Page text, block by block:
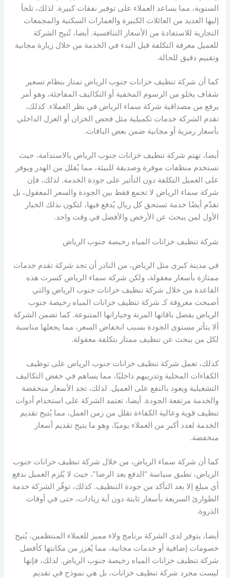
السنوية، مما يساعد العملاء على توفير نفقات كبيرة. لذلك، تلجأ
إليها العديد من العائلات الكبيرة والعمارات السكنية والمجمعات
التجارية للاستفادة من الأسعار التنافسية. أيضا، تُتيح الشركة
للعميل معرفة التكلفة قبل البدء في الخدمة من خلال زيارة مجانية
وتقييم دقيق للحالة.
كما أن شركة تنظيف خزانات جنوب الرياض تمتاز بنظام تسعير
شفاف يخلو من الرسوم المخفية أو التكاليف المفاجئة، وهو أمر
يرفع من مصداقية شركة سماء الرياض في نظر العملاء. كذلك،
تقدم الشركة خدمات تكميلية مثل فحص الخزان أو العزل الداخلي
بأسعار رمزية أو مجانية ضمن بعض الباقات.
أيضا، تهتم شركة تنظيف خزانات جنوب الرياض بالاستدامة، حيث
تستخدم منظفات موفرة وصديقة للبيئة، مما يُقلل من الهدر ويوفر
على العميل التكلفة دون التأثير على جودة الخدمة. لذلك، فإن
شركة سماء الرياض لا تجمع فقط بين الجودة والسعر المعقول، بل
تقدّم أيضًا خدمة تستحق كل ريال يُدفع فيها، لتكون بذلك الخيار
الأول لمن يبحث عن الأرخص والأفضل في وقت واحد.
شركة تنظيف خزانات المياه رخيصة جنوب الرياض
في مدينة كبرى مثل الرياض، من النادر أن تجد شركة تقدم خدمات
ممتازة بأسعار معقولة، ولكن شركة سماء الرياض كسرت هذه
القاعدة من خلال شركة تنظيف خزانات جنوب الرياض والتي
أصبحت معروفة كـ شركة تنظيف خزانات المياه رخيصة جنوب
الرياض بفضل باقاتها المرنة وخياراتها المتنوعة. كما تضمن الشركة
ألا يتأثر مستوى الجودة بسبب انخفاض السعر، مما يجعلها مناسبة
لكل من يبحث عن تنظيف ممتاز بتكلفة معقولة.
كذلك، تعمل شركة تنظيف خزانات جنوب الرياض على توظيف
الكفاءات المحلية وتدريبهم داخليًا، مما يساهم في خفض التكاليف
التشغيلية ويعود بالنفع على العميل. لذلك، تجد الأسعار منخفضة
والخدمة مرتفعة الجودة. أيضا، تعتمد الشركة على استخدام أدوات
تنظيف قوية وعالية الكفاءة تقلل من زمن العمل، مما يُتيح تقديم
الخدمة لعدد أكبر من العملاء يوميًا، وهو ما يتيح تقديم أسعار
منخفضة.
كما أن شركة سماء الرياض، من خلال شركة تنظيف خزانات جنوب
الرياض، تطبق سياسة “الدفع بعد الرضا”، حيث لا يُلزم العميل بدفع
أي مبلغ إلا بعد التأكد من جودة التنظيف. كذلك، توفّر الشركة خدمة
الطوارئ السريعة بأسعار ثابتة دون أية زيادات، حتى في أوقات
الذروة.
أيضا، يتوفر لدى الشركة برنامج ولاء مميز للعملاء المنتظمين، يُتيح
خصومات إضافية أو خدمات مجانية، مما يُعزز من مكانتها كأفضل
شركة تنظيف خزانات المياه رخيصة جنوب الرياض. لذلك، فإنها
ليست مجرد شركة تنظيف خزانات، بل هي نموذج في تقديم